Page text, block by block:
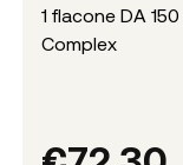
1 flacone DA
Complex